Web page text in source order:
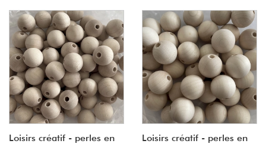
Loisirs créatif - perles en
Loisirs créatif - perles en